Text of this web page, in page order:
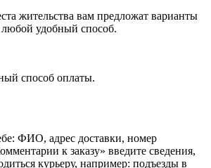
жительства вам предложат варианты
удобный способ.
способ оплаты.
ФИО, адрес доставки, номер
к заказу» введите сведения,
курьеру, например: подъезды в